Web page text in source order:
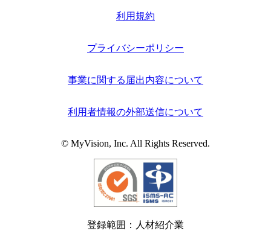
利用規約
プライバシーポリシー
事業に関する届出内容について
利用者情報の外部送信について
© MyVision, Inc. All Rights Reserved.
登録範囲：人材紹介業